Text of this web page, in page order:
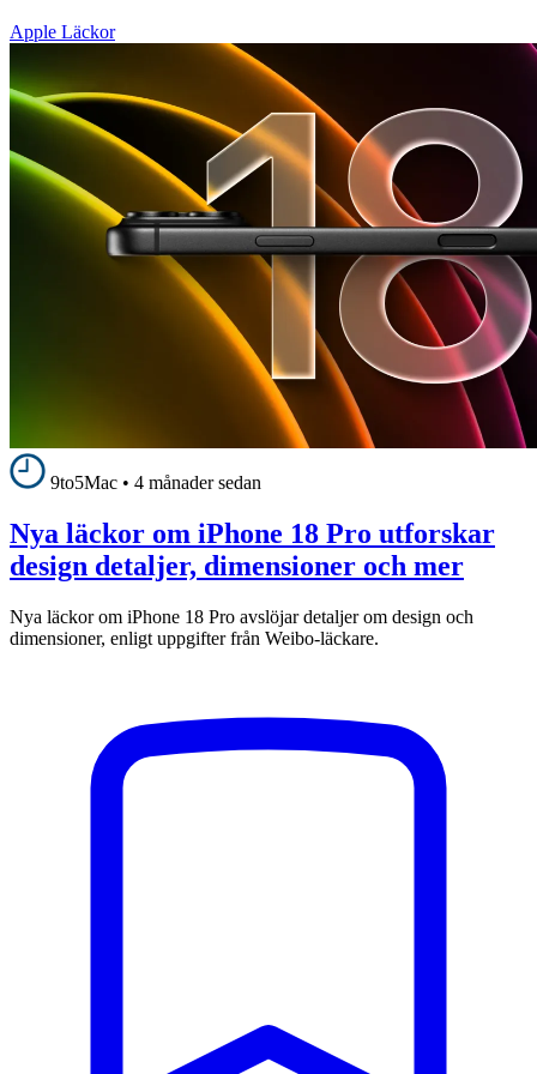
Apple Läckor
9to5Mac • 4 månader sedan
Nya läckor om iPhone 18 Pro utforskar
design detaljer, dimensioner och mer
Nya läckor om iPhone 18 Pro avslöjar detaljer om design och
dimensioner, enligt uppgifter från Weibo-läckare.